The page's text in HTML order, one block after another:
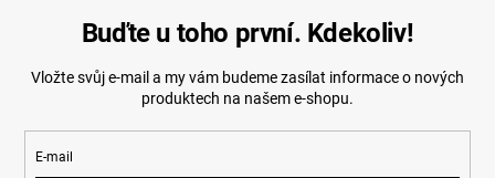
Buďte u toho první. Kdekoliv!
Vložte svůj e-mail a my vám budeme zasílat informace o nových
produktech na našem e-shopu.
E-mail